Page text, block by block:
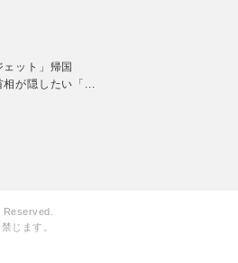
ット」帰国
が隠したい「...
じます。